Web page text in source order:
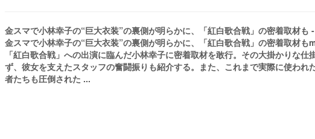
金スマで小林幸子の“巨大衣装”の裏側が明らかに、「紅白歌合戦」の密着取材
金スマで小林幸子の“巨大衣装”の裏側が明らかに、「紅白歌合戦」の密着取材
「紅白歌合戦」への出演に臨んだ小林幸子に密着取材を敢行。その大掛かりな
ず、彼女を支えたスタッフの奮闘振りも紹介する。また、これまで実際に使われ
者たちも圧倒された ...